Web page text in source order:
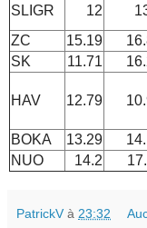
SLIGR
12
ZC
15.19
SK
11.71
HAV 12.79
BOKA
13.29
NUO
14.2
PatrickV à 23:32